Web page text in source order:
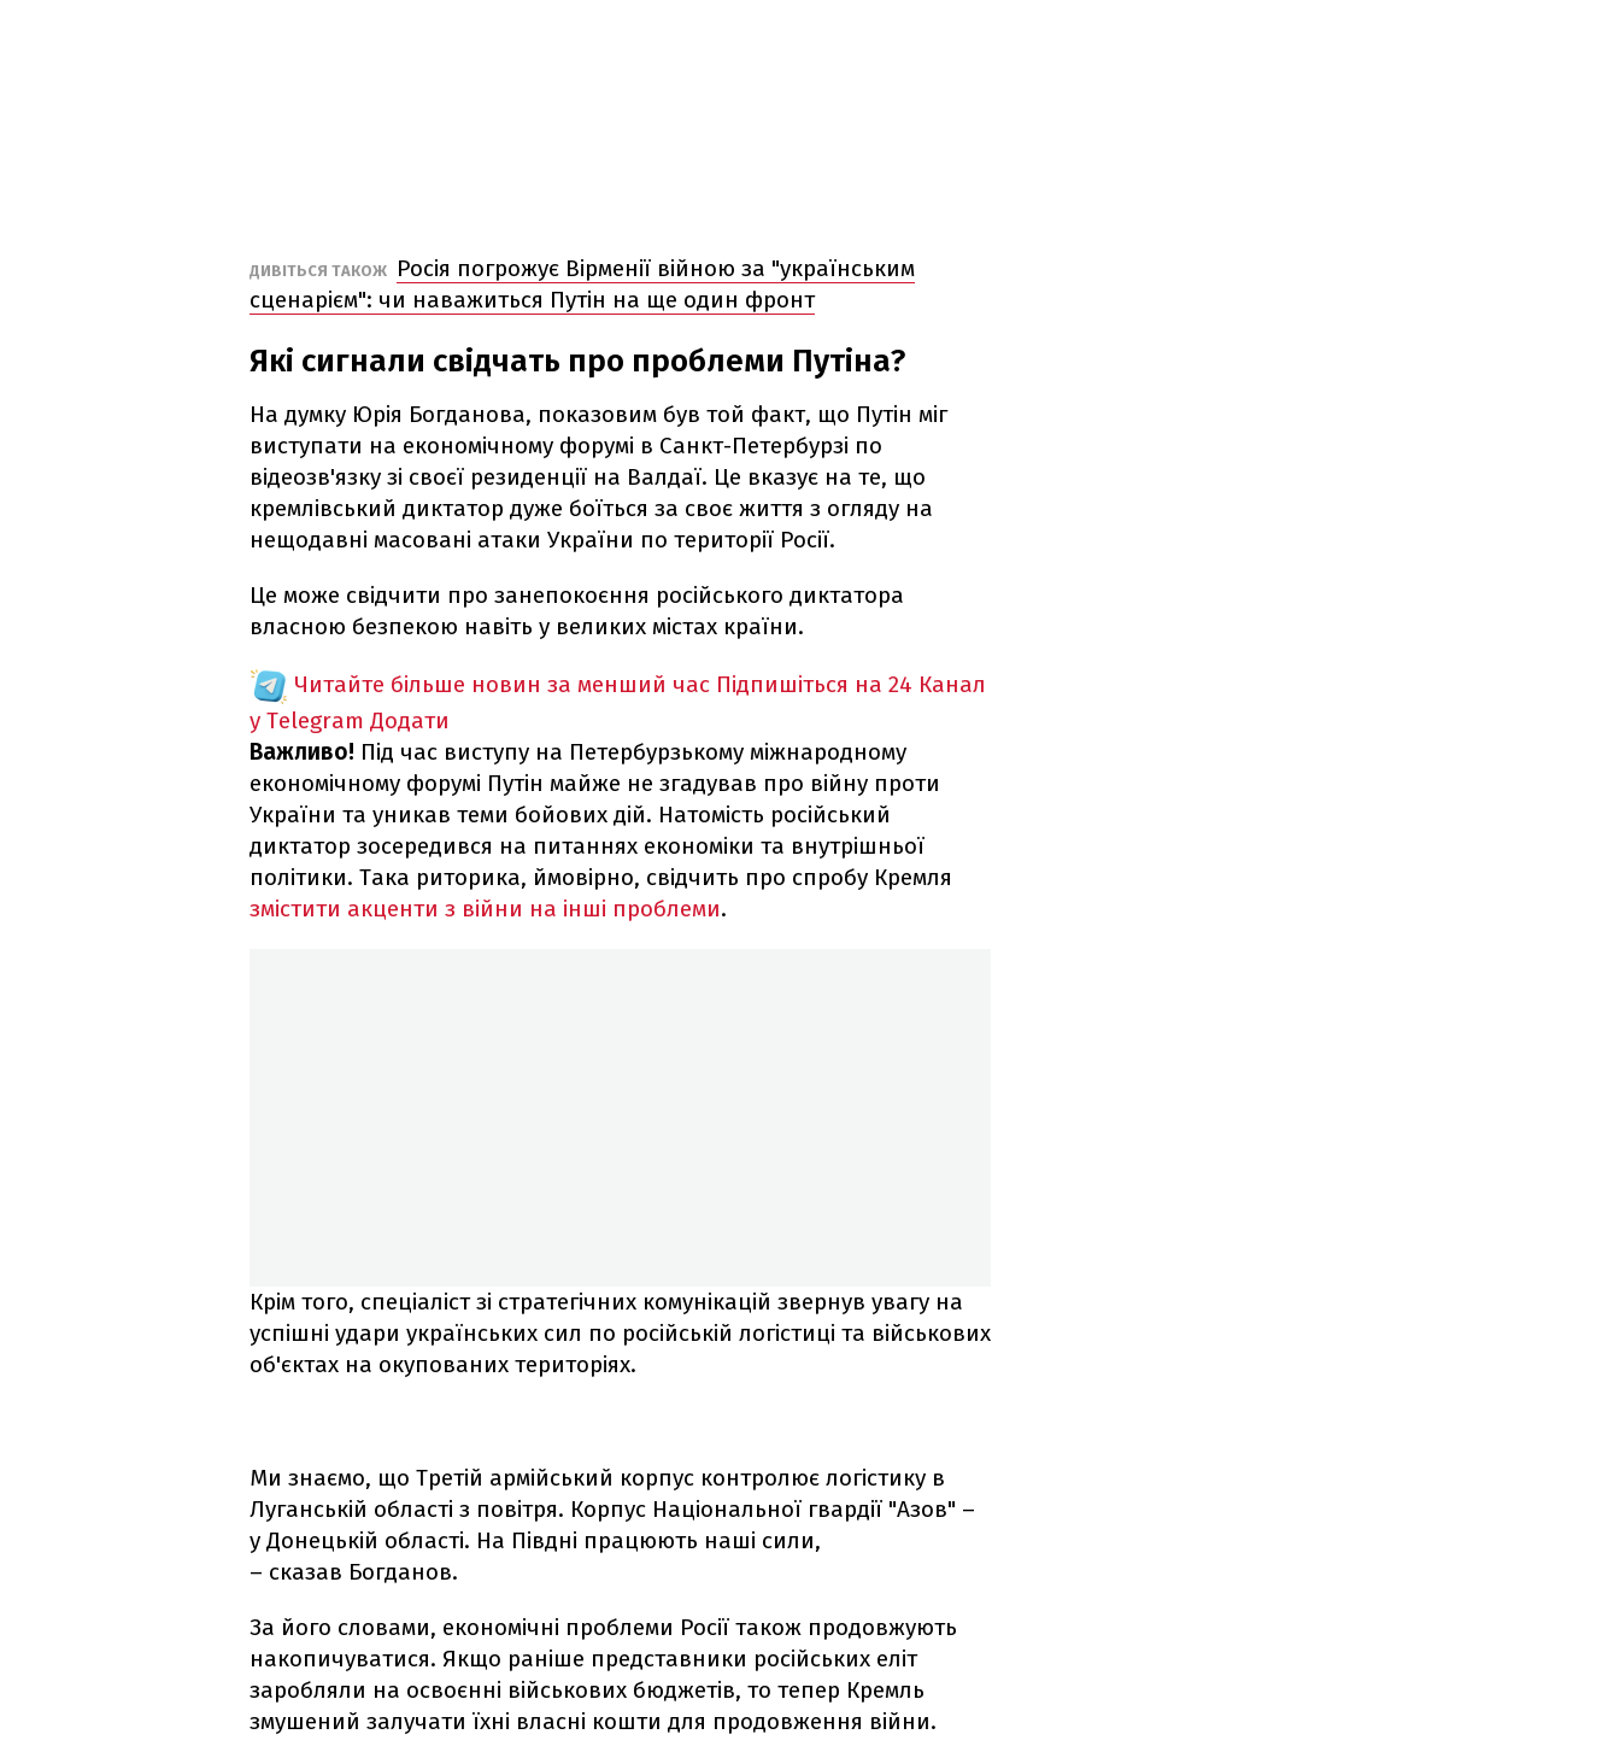
ДИВІТЬСЯ ТАКОЖ
Росія погрожує Вірменії війною за "українським
сценарієм": чи наважиться Путін на ще один фронт
Які сигнали свідчать про проблеми Путіна?
На думку Юрія Богданова, показовим був той факт, що Путін міг
виступати на економічному форумі в Санкт-Петербурзі по
відеозв'язку зі своєї резиденції на Валдаї. Це вказує на те, що
кремлівський диктатор дуже боїться за своє життя з огляду на
нещодавні масовані атаки України по території Росії.
Це може свідчити про занепокоєння російського диктатора
власною безпекою навіть у великих містах країни.
Читайте більше новин за менший час Підпишіться на 24 Канал
у Telegram Додати
Важливо! Під час виступу на Петербурзькому міжнародному
економічному форумі Путін майже не згадував про війну проти
України та уникав теми бойових дій. Натомість російський
диктатор зосередився на питаннях економіки та внутрішньої
політики. Така риторика, ймовірно, свідчить про спробу Кремля
змістити акценти з війни на інші проблеми.
Крім того, спеціаліст зі стратегічних комунікацій звернув увагу на
успішні удари українських сил по російській логістиці та військових
об'єктах на окупованих територіях.
Ми знаємо, що Третій армійський корпус контролює логістику в
Луганській області з повітря. Корпус Національної гвардії "Азов" –
у Донецькій області. На Півдні працюють наші сили,
– сказав Богданов.
За його словами, економічні проблеми Росії також продовжують
накопичуватися. Якщо раніше представники російських еліт
заробляли на освоєнні військових бюджетів, то тепер Кремль
змушений залучати їхні власні кошти для продовження війни.